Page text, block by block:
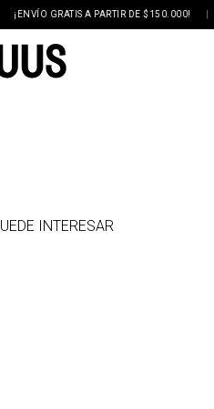
¡ENVÍO GRATIS A PARTIR DE $150.000! |
INTERESAR